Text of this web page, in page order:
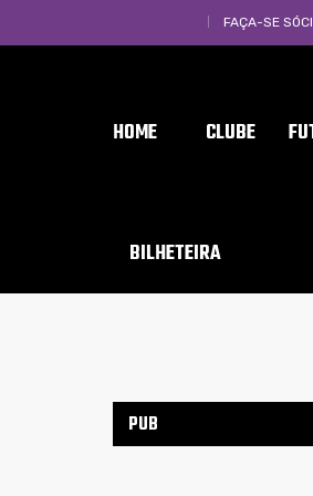
FAÇA-SE
HOME CLUBE
BILHETEIRA
PUB